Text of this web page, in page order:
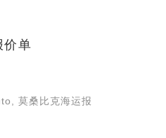
价单
莫桑比克海运报